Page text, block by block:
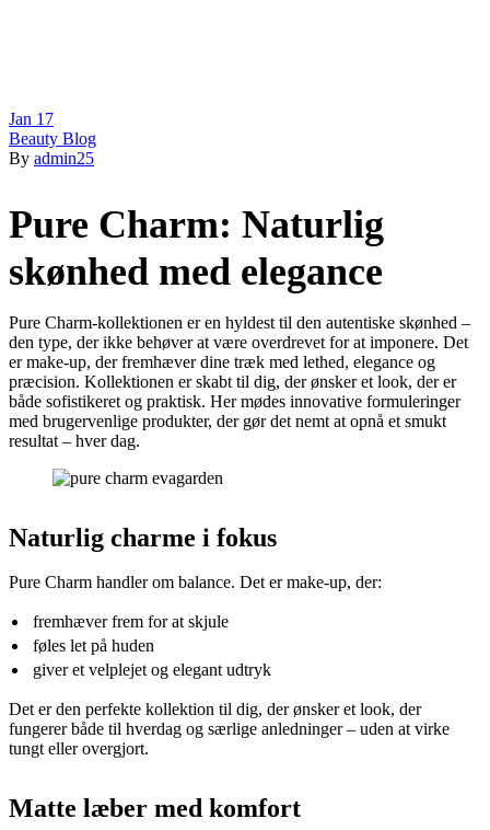
Jan 17
Beauty Blog
By admin25
Pure Charm: Naturlig
skønhed med elegance
Pure Charm-kollektionen er en hyldest til den autentiske skønhed –
den type, der ikke behøver at være overdrevet for at imponere. Det
er make-up, der fremhæver dine træk med lethed, elegance og
præcision. Kollektionen er skabt til dig, der ønsker et look, der er
både sofistikeret og praktisk. Her mødes innovative formuleringer
med brugervenlige produkter, der gør det nemt at opnå et smukt
resultat – hver dag.
Naturlig charme i fokus
Pure Charm handler om balance. Det er make-up, der:
fremhæver frem for at skjule
føles let på huden
giver et velplejet og elegant udtryk
Det er den perfekte kollektion til dig, der ønsker et look, der
fungerer både til hverdag og særlige anledninger – uden at virke
tungt eller overgjort.
Matte læber med komfort